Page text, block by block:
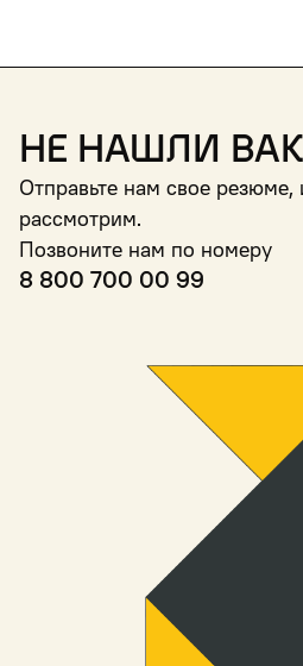
Не нашли
Отправьте нам свое
рассмотрим.
Позвоните нам по номеру
8 800 700 00 99